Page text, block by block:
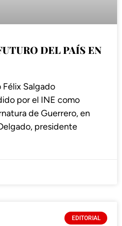
DEL PAÍS EN
Félix Salgado
por el INE como
de Guerrero, en
presidente
EDITORIAL